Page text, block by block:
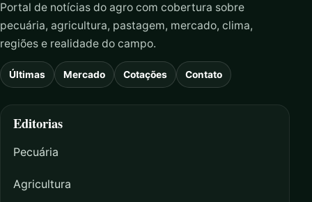
Portal de notícias do agro com cobertura sobre
pecuária, agricultura, pastagem, mercado, clima,
regiões e realidade do campo.
Últimas Mercado Cotações Contato
Editorias
Pecuária
Agricultura